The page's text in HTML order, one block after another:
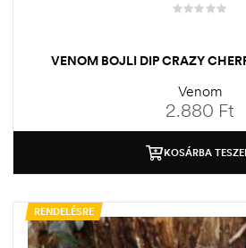
VENOM BOJLI DIP CRAZY
Venom
2.880 Ft
KOSÁRBA
RENDELÉSRE